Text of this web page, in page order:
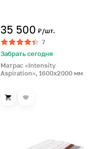
35 500 ₽/шт.
7
Забрать сегодня
Матрас «Intensity
Aspiration», 1600х2000 мм